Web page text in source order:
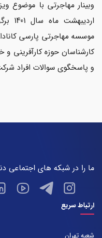
موسسه مهاجرتی پارسی
کارشناسان حوزه کارآفرینی و
و پاسخگوی سوالات افراد
ارتباط سریع
شعبه تهران
ما را در شبکه های اجتماعی